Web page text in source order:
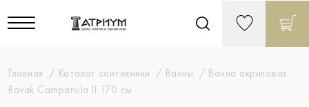
Главная Каталог сантехники Ванны
Ванна акриловая
Ravak Campanula II 170 см